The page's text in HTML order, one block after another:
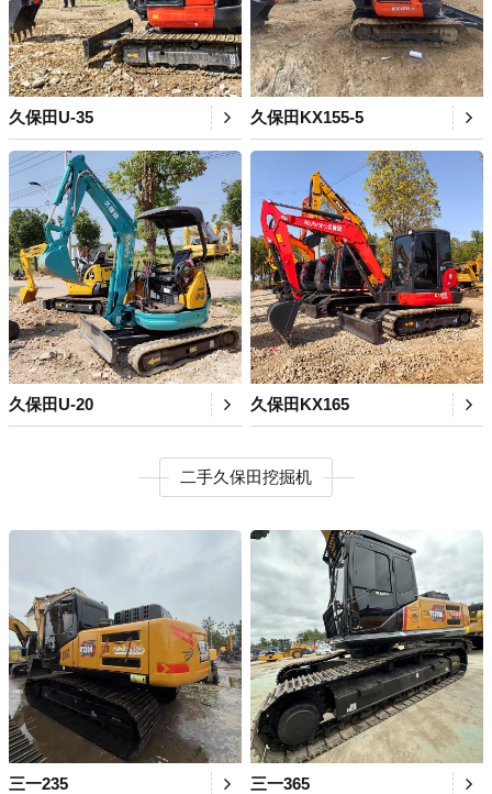
久保田U-35 久保田KX155-5
久保田U-20 久保田KX165
二手久保田挖掘机
三一235 三一365